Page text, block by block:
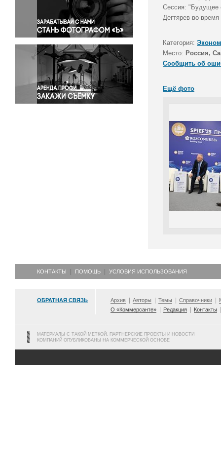
Правосудие
Происшествия и конфликты
Религия
Светская жизнь
Спорт
Экология
Экономика и бизнес
Сессия: "Будущее
Дегтярев во время
Категория:
Место: Россия,
Сообщить об
Ещё фото
КОНТАКТЫ ПОМОЩЬ УСЛОВИЯ ИСПОЛЬЗОВАНИЯ
ОБРАТНАЯ СВЯЗЬ Архив Авторы Темы Справочники
О «Коммерсанте»
Редакция Контакты
МАТЕРИАЛЫ С ТАКОЙ МЕТКОЙ, ПАРТНЕРСКИЕ ПРОЕКТЫ И НОВОСТИ
КОМПАНИЙ ОПУБЛИКОВАНЫ НА КОММЕРЧЕСКОЙ ОСНОВЕ